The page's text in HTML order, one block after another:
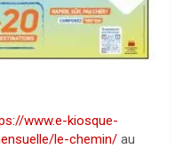
www.e-kiosque-
le-chemin/ au